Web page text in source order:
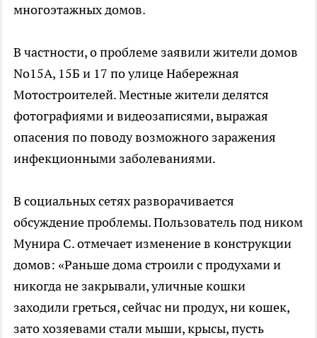
многоэтажных домов.
В частности, о проблеме заявили жители домов
No15А, 15Б и 17 по улице Набережная
Мотостроителей. Местные жители делятся
фотографиями и видеозаписями, выражая
опасения по поводу возможного заражения
инфекционными заболеваниями.
В социальных сетях разворачивается
обсуждение проблемы. Пользователь под ником
Мунира С. отмечает изменение в конструкции
домов: «Раньше дома строили с продухами и
никогда не закрывали, уличные кошки
заходили греться, сейчас ни продух, ни кошек,
зато хозяевами стали мыши, крысы, пусть